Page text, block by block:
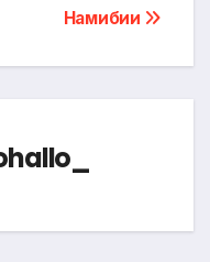
Намибии